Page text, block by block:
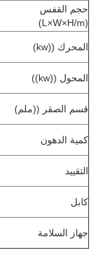
حجم القفس
المحرك ((kw)
المحول ((kw))
قسم الصقر ((ملم)
كمية الدهون
التقييد
كابل
جهاز السلامة